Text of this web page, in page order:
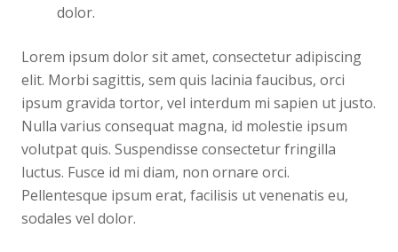
dolor.
Lorem ipsum dolor sit amet, consectetur adipiscing
elit. Morbi sagittis, sem quis lacinia faucibus, orci
ipsum gravida tortor, vel interdum mi sapien ut justo.
Nulla varius consequat magna, id molestie ipsum
volutpat quis. Suspendisse consectetur fringilla
luctus. Fusce id mi diam, non ornare orci.
Pellentesque ipsum erat, facilisis ut venenatis eu,
sodales vel dolor.